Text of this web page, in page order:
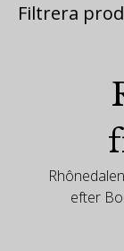
Filtrera
efter
vin genom